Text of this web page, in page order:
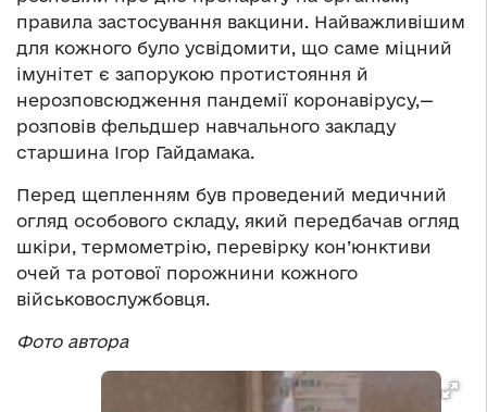
правила застосування вакцини. Найважливішим
для кожного було усвідомити, що саме міцний
імунітет є запорукою протистояння й
нерозповсюдження пандемії коронавірусу,—
розповів фельдшер навчального закладу
старшина Ігор Гайдамака.
Перед щепленням був проведений медичний
огляд особового складу, який передбачав огляд
шкіри, термометрію, перевірку кон’юнктиви
очей та ротової порожнини кожного
військовослужбовця.
Фото автора